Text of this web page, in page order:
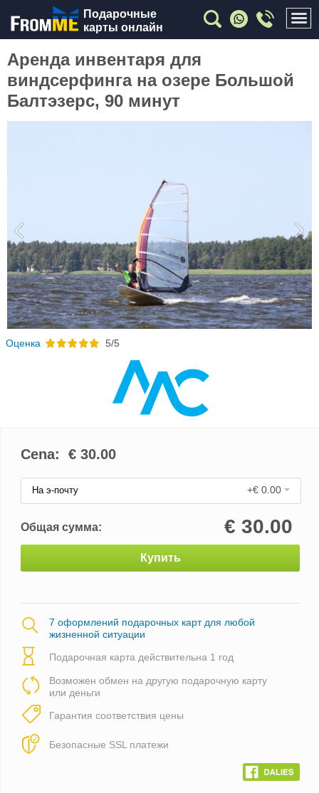
Подарочные
карты онлайн
Аренда инвентаря для
виндсерфинга на озере Большой
Балтэзерс, 90 минут
Previous
Oценка 5/5
Cena: € 30.00
На э-почту +€ 0.00
Общая сумма: € 30.00
Купить
7 оформлений подарочных карт для любой
жизненной ситуации
Подарочная карта действительна 1 год
Возможен обмен на другую подарочную карту
или деньги
Гарантия соответствия цены
Безопасные SSL платежи